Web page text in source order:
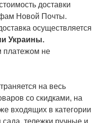
доставки
Новой Почты.
осуществляется
Украины.
платежом не
на весь
со скидками, на
входящих в категории